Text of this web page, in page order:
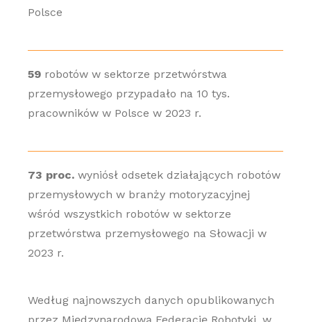
Polsce
59robotów w sektorze przetwórstwa
przemysłowego przypadało na 10 tys.
pracowników w Polsce w 2023 r.
73 proc.wyniósł odsetek działających robotów
przemysłowych w branży motoryzacyjnej
wśród wszystkich robotów w sektorze
przetwórstwa przemysłowego na Słowacji w
2023 r.
Według najnowszych danych opublikowanych